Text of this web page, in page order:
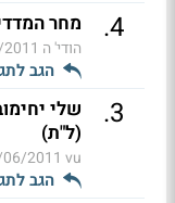
4
. מחר
הודי' ה 22:58
הגב
3
.
שלי
(ל"ת)
vu
2011 22:57
הגב